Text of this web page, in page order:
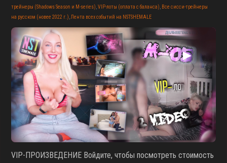
трейнеры (Shadows Season и M-series) ,VIP-лоты (оплата с баланса)
Все сисси-трейнеры
на русском (новее 2022 г.) ,Лента всех событий на NSTSHEMALE
▶
VIP-ПРОИЗВЕДЕНИЕ Войдите, чтобы посмотреть стоимость